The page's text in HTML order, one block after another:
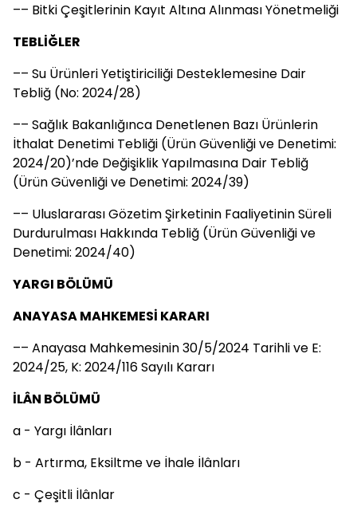
–– Bitki Çeşitlerinin Kayıt Altına Alınması Yönetmeliği
TEBLİĞLER
–– Su Ürünleri Yetiştiriciliği Desteklemesine Dair
Tebliğ (No: 2024/28)
–– Sağlık Bakanlığınca Denetlenen Bazı Ürünlerin
İthalat Denetimi Tebliği (Ürün Güvenliği ve Denetimi:
2024/20)’nde Değişiklik Yapılmasına Dair Tebliğ
(Ürün Güvenliği ve Denetimi: 2024/39)
–– Uluslararası Gözetim Şirketinin Faaliyetinin Süreli
Durdurulması Hakkında Tebliğ (Ürün Güvenliği ve
Denetimi: 2024/40)
YARGI BÖLÜMÜ
ANAYASA MAHKEMESİ KARARI
–– Anayasa Mahkemesinin 30/5/2024 Tarihli ve E:
2024/25, K: 2024/116 Sayılı Kararı
İLÂN BÖLÜMÜ
a - Yargı İlânları
b - Artırma, Eksiltme ve İhale İlânları
c - Çeşitli İlânlar